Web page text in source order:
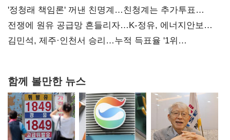
사과부터"
'정청래 책임론' 꺼낸 친명계…친청계는 추가투표
때리기
전쟁에 원유 공급망 흔들리자…K-정유, 에너지안보
핵심으로 재부상
김민석, 제주·인천서 승리…누적 득표율 '1위
함께 볼만한 뉴스